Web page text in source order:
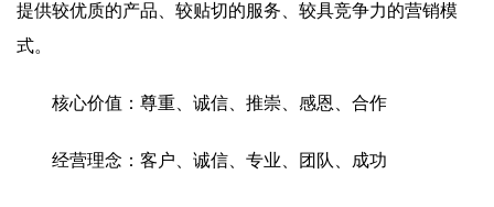
提供较优质的产品、较贴切的服务、较具竞争力的营销模
式。
核心价值：尊重、诚信、推崇、感恩、合作
经营理念：客户、诚信、专业、团队、成功